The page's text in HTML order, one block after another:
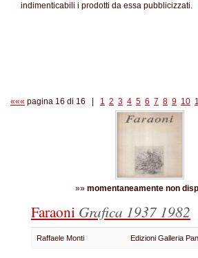
indimenticabili i prodotti da essa pubblicizzati.
««« pagina 16 di 16 | 1 2 3 4 5 6 7 8 9 10
»» momentaneamente non
Faraoni Grafica 1937 1982
Raffaele Monti Edizioni Galleria